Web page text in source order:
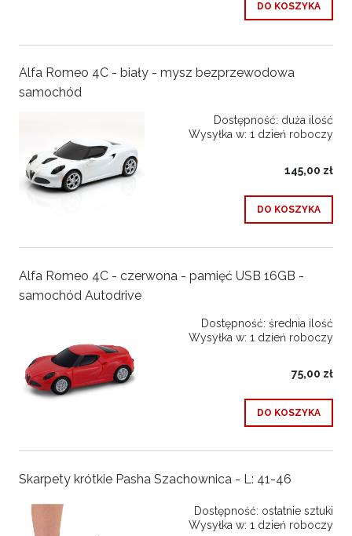
DO KOSZYKA
Alfa Romeo 4C - biały - mysz bezprzewodowa
samochód
Dostępność: duża ilość
Wysyłka w: 1 dzień roboczy
145,00 zł
DO KOSZYKA
Alfa Romeo 4C - czerwona - pamięć USB 16GB -
samochód Autodrive
Dostępność: średnia ilość
Wysyłka w: 1 dzień roboczy
75,00 zł
DO KOSZYKA
Skarpety krótkie Pasha Szachownica - L: 41-46
Dostępność: ostatnie sztuki
Wysyłka w: 1 dzień roboczy